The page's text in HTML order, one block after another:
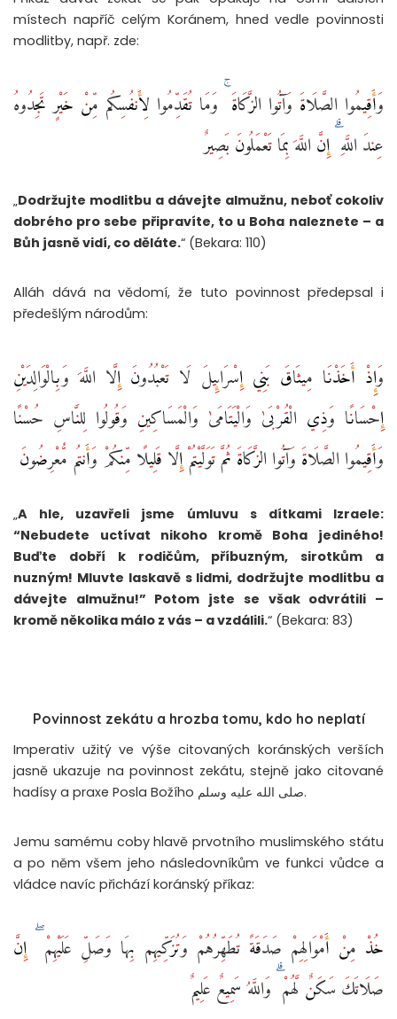
místech napříč celým Koránem, hned vedle povinnosti
modlitby, např. zde:
وَأَقِيمُوا الصَّلَاةَ وَآتُوا الزَّكَاةَ ۚ وَمَا تُقَدِّمُوا لِأَنفُسِكُم مِّنْ خَيْرٍ تَجِدُوهُ
عِندَ اللَّهِ ۗ إِنَّ اللَّهَ بِمَا تَعْمَلُونَ بَصِيرٌ
„Dodržujte modlitbu a dávejte almužnu, neboť cokoliv
dobrého pro sebe připravíte, to u Boha naleznete – a
Bůh jasně vidí, co děláte.“ (Bekara: 110)
Alláh dává na vědomí, že tuto povinnost předepsal i
předešlým národům:
وَإِذْ أَخَذْنَا مِيثَاقَ بَنِي إِسْرَائِيلَ لَا تَعْبُدُونَ إِلَّا اللَّهَ وَبِالْوَالِدَيْنِ
إِحْسَانًا وَذِي الْقُرْبَىٰ وَالْيَتَامَىٰ وَالْمَسَاكِينِ وَقُولُوا لِلنَّاسِ حُسْنًا
وَأَقِيمُوا الصَّلَاةَ وَآتُوا الزَّكَاةَ ثُمَّ تَوَلَّيْتُمْ إِلَّا قَلِيلًا مِّنكُمْ وَأَنتُم مُّعْرِضُونَ
„A hle, uzavřeli jsme úmluvu s dítkami Izraele:
“Nebudete uctívat nikoho kromě Boha jediného!
Buďte dobří k rodičům, příbuzným, sirotkům a
nuzným! Mluvte laskavě s lidmi, dodržujte modlitbu a
dávejte almužnu!” Potom jste se však odvrátili –
kromě několika málo z vás – a vzdálili.“ (Bekara: 83)
Povinnost zekátu a hrozba tomu, kdo ho neplatí
Imperativ užitý ve výše citovaných koránských verších
jasně ukazuje na povinnost zekátu, stejně jako citované
hadísy a praxe Posla Božího صلى الله عليه وسلم.
Jemu samému coby hlavě prvotního muslimského státu
a po něm všem jeho následovníkům ve funkci vůdce a
vládce navíc přichází koránský příkaz:
خُذْ مِنْ أَمْوَالِهِمْ صَدَقَةً تُطَهِّرُهُمْ وَتُزَكِّيهِم بِهَا وَصَلِّ عَلَيْهِمْ ۖ إِنَّ
صَلَاتَكَ سَكَنٌ لَّهُمْ ۗ وَاللَّهُ سَمِيعٌ عَلِيمٌ ‎